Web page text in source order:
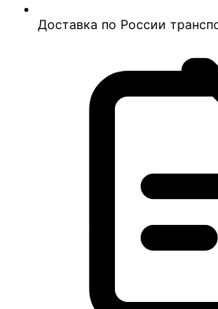
Доставка по России